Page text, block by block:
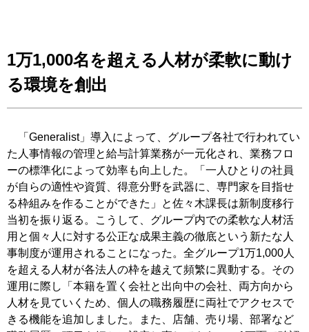
1万1,000名を超える人材が柔軟に動け
る環境を創出
「Generalist」導入によって、グループ各社で行われてい
た人事情報の管理と給与計算業務が一元化され、業務フロ
ーの標準化によって効率も向上した。「一人ひとりの社員
が自らの適性や資質、得意分野を武器に、専門家を目指せ
る枠組みを作ることができた」と佐々木課長は新制度移行
当初を振り返る。こうして、グループ内での柔軟な人材活
用と個々人に対する公正な成果主義の徹底という新たな人
事制度が運用されることになった。全グループ1万1,000人
を超える人材が各法人の枠を越えて頻繁に異動する。その
運用に際し「本籍を置く会社と出向中の会社、両方向から
人材を見ていくため、個人の職務履歴に両社でアクセスで
きる機能を追加しました。また、店舗、売り場、部署など